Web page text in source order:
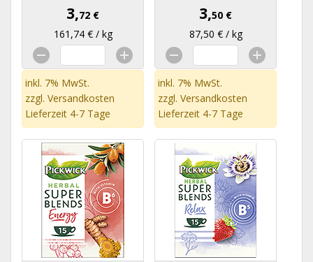
3,72 €
161,74 € / kg
inkl. 7% MwSt.
zzgl. Versandkosten
Lieferzeit 4-7 Tage
3,50 €
87,50 € / kg
inkl. 7% MwSt.
zzgl. Versandkosten
Lieferzeit 4-7 Tage